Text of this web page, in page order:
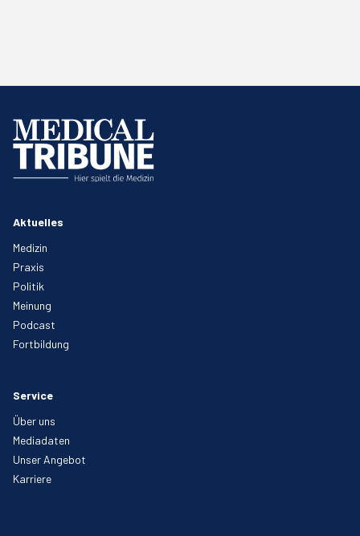
Aktuelles
Medizin
Praxis
Politik
Meinung
Podcast
Fortbildung
Service
Über uns
Mediadaten
Unser Angebot
Karriere